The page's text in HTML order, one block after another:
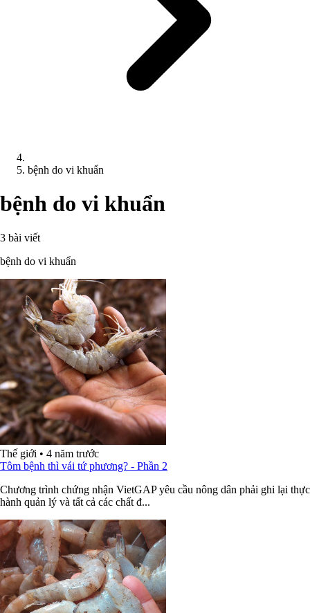
bệnh do vi khuẩn
bệnh do vi khuẩn
3 bài viết
bệnh do vi khuẩn
Thế giới • 4 năm trước
Tôm bệnh thì vái tứ phương? - Phần 2
Chương trình chứng nhận VietGAP yêu cầu nông dân phải ghi lại thực
hành quản lý và tất cả các chất đ...